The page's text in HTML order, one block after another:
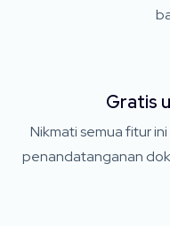
Gratis
Nikmati semua fitur
penandatanganan